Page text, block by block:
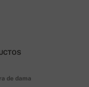
de dama